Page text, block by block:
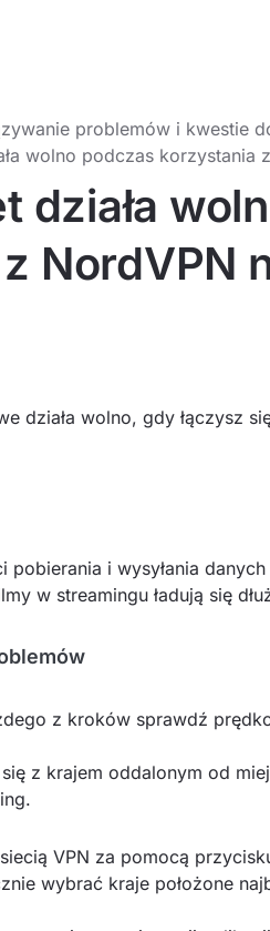
problemów i kwestie
wolno podczas korzystania
działa
NordVPN
działa wolno, gdy łączysz
pobierania i wysyłania
w streamingu ładują się
z kroków sprawdź
się z krajem oddalonym od
VPN za pomocą
wybrać kraje położone